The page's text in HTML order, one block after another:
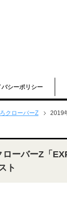
バシーポリシー
クローバーZ
2019
ーバーZ「
ト